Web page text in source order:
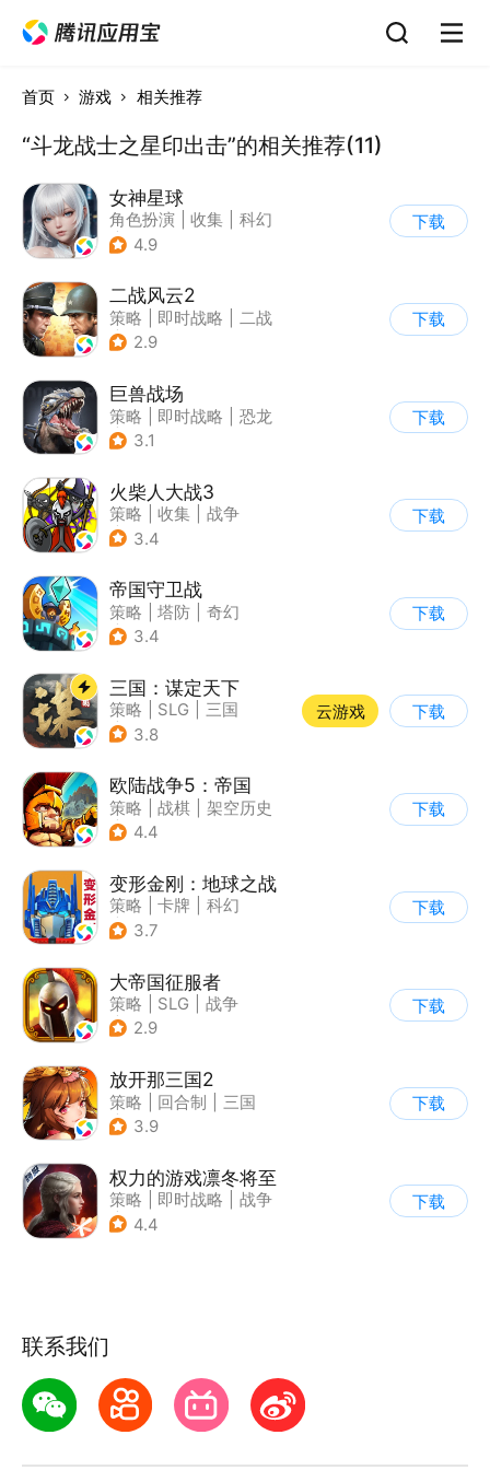
首页 游戏 相关推荐
“斗龙战士之星印出击”的相关推荐(11)
女神星球
角色扮演 收集
科幻
| 捏脸
4.9
下载
二战风云2
策略 即时战略
二战
| 写实
2.9
下载
巨兽战场
策略 即时战略
恐龙
| 卡牌
3.1
下载
火柴人大战3
策略 收集
战争
| 火柴人
3.4
下载
帝国守卫战
策略 塔防
奇幻
| 卡通
3.4
下载
三国：谋定天下
策略 SLG
三国
| 中国风
3.8
云游戏 下载
欧陆战争5：帝国
策略 战棋
架空历史
| 欧陆战争
4.4
下载
变形金刚：地球之战
策略 卡牌
科幻
| 变形金刚
3.7
下载
大帝国征服者
策略 SLG
战争
| 帝国时代
2.9
下载
放开那三国2
策略 回合制
三国
| Q版
3.9
下载
权力的游戏凛冬将至
策略 即时战略
战争
| 权利的游戏
4.4
下载
联系我们